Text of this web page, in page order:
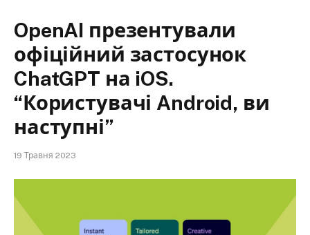
OpenAI презентували
офіційний застосунок
ChatGPT на iOS.
“Користувачі Android, ви
наступні”
19 Травня 2023